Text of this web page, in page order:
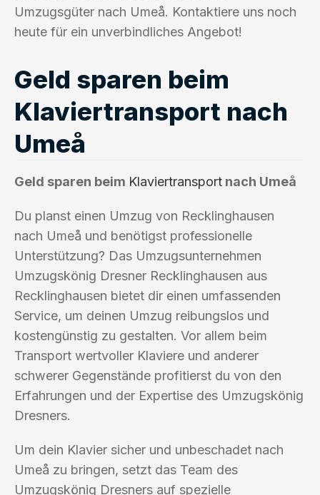
Umzugsgüter nach Umeå. Kontaktiere uns noch
heute für ein unverbindliches Angebot!
Geld sparen beim
Klaviertransport nach
Umeå
Geld sparen beim Klaviertransport nach Umeå
Du planst einen Umzug von Recklinghausen
nach Umeå und benötigst professionelle
Unterstützung? Das Umzugsunternehmen
Umzugskönig Dresner Recklinghausen aus
Recklinghausen bietet dir einen umfassenden
Service, um deinen Umzug reibungslos und
kostengünstig zu gestalten. Vor allem beim
Transport wertvoller Klaviere und anderer
schwerer Gegenstände profitierst du von den
Erfahrungen und der Expertise des Umzugskönig
Dresners.
Um dein Klavier sicher und unbeschadet nach
Umeå zu bringen, setzt das Team des
Umzugskönig Dresners auf spezielle